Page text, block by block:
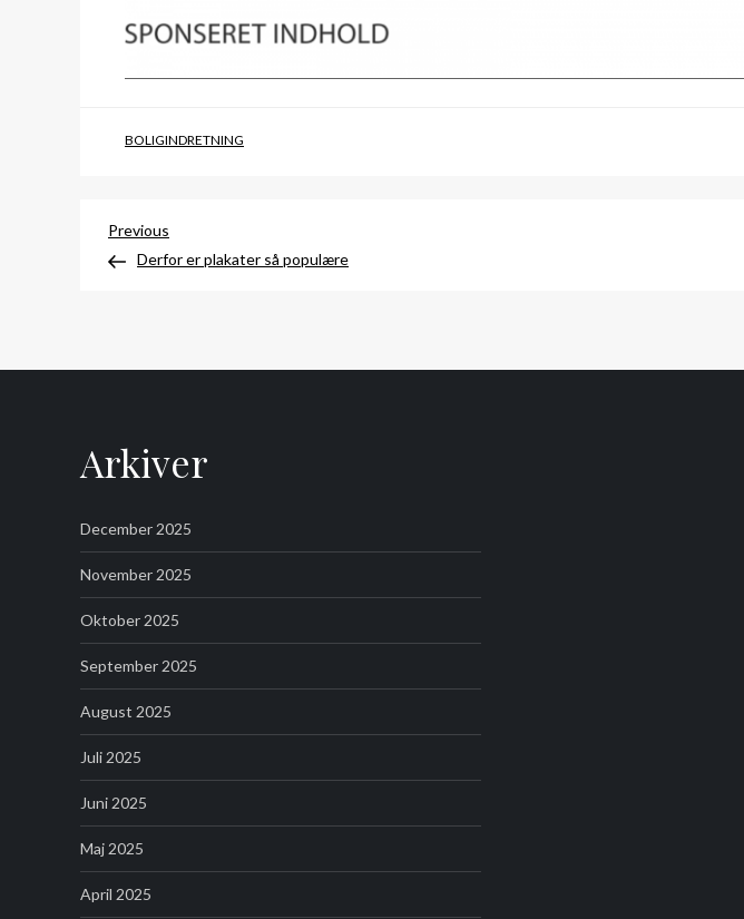
BOLIGINDRETNING
Indlægsnavigation
Previous
Post
Previous
Derfor er plakater så populære
Arkiver
December 2025
November 2025
Oktober 2025
September 2025
August 2025
Juli 2025
Juni 2025
Maj 2025
April 2025